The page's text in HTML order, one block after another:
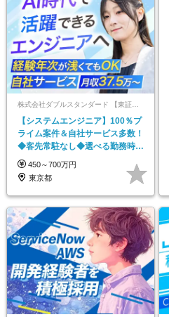
株式会社ダブルスタンダード 【東証プライム上場】
【システムエンジニア】100％プ
ライム案件＆自社サービス多数！
◆客先常駐なし◆選べる勤務時間
◆20～30代中心
450～700万円
東京都